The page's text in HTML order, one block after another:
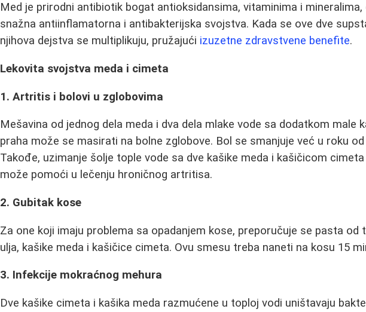
Med je prirodni antibiotik bogat antioksidansima, vitaminima i
snažna antiinflamatorna i antibakterijska svojstva. Kada se ove dve
njihova dejstva se multiplikuju, pružajući izuzetne zdravstvene benefite.
Lekovita svojstva meda i cimeta
1. Artritis i bolovi u zglobovima
Mešavina od jednog dela meda i dva dela mlake vode sa dodatkom male
praha može se masirati na bolne zglobove. Bol se smanjuje već u roku
Takođe, uzimanje šolje tople vode sa dve kašike meda i kašičicom
može pomoći u lečenju hroničnog artritisa.
2. Gubitak kose
Za one koji imaju problema sa opadanjem kose, preporučuje se pasta od
ulja, kašike meda i kašičice cimeta. Ovu smesu treba naneti na kosu 15
3. Infekcije mokraćnog mehura
Dve kašike cimeta i kašika meda razmućene u toploj vodi uništavaju